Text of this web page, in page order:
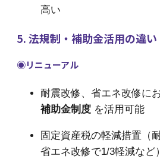
高い
5. 法規制・補助金活用の違い
◉リニューアル
耐震改修、省エネ改修に
補助金制度 を活用可能
固定資産税の軽減措置（
省エネ改修で1/3軽減など